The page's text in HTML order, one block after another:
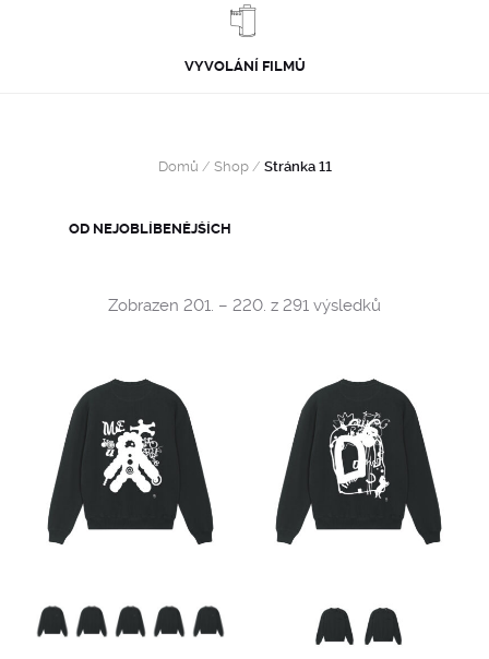
VYVOLÁNÍ FILMŮ
Domů / Shop / Stránka 11
Zobrazen 201. – 220. z 291 výsledků